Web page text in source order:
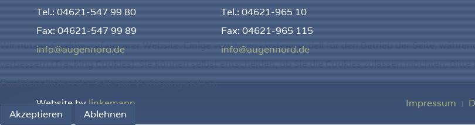
Tel.: 04621-547 99 80
Fax: 04621-547 99 89
info@augennord.de
Tel.: 04621-965 10
Fax: 04621-965 115
info@augennord.de
Website bylinkemann Impressum
Wir nutzen Cookies auf unserer Website. Einige von ihnen sind essenziell für den Betrieb der Seite,
Funktionalitäten der Seite zur Verfügung stehen.
Akzeptieren Ablehnen